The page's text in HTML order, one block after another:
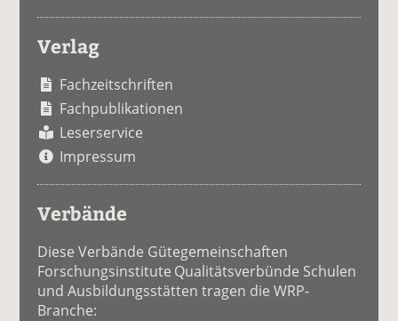
Verlag
Fachzeitschriften
Fachpublikationen
Leserservice
Impressum
Verbände
Diese Verbände Gütegemeinschaften
Forschungsinstitute Qualitätsverbünde Schulen
und Ausbildungsstätten tragen die WRP-
Branche: